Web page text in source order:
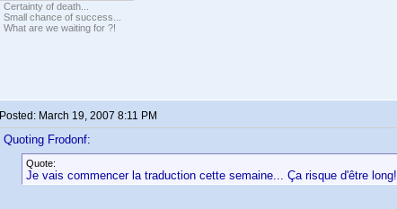
Certainty of death...
Small chance of success...
What are we waiting for ?!
Posted: March 19, 2007 8:11 PM
Quoting Frodonf:
Quote:
Je vais commencer la traduction cette semaine... Ça risque d'être long!